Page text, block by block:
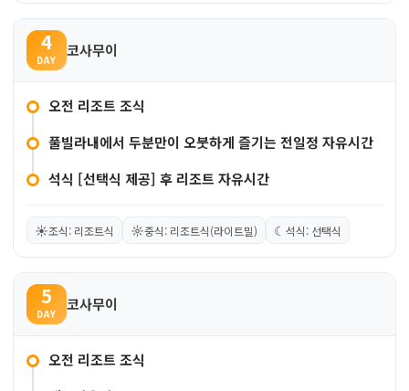
4
DAY
코사무이
오전 리조트 조식
풀빌라내에서 두분만이 오붓하게 즐기는 전일정 자유시간
석식 [선택식 제공] 후 리조트 자유시간
☀조식: 리조트식 ☼중식: 리조트식(라이트밀) ☾ 석식: 선택식
5
DAY
코사무이
오전 리조트 조식